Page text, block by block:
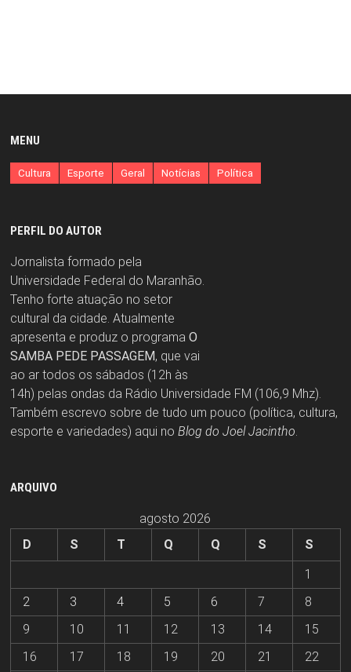
MENU
Cultura Esporte Geral Notícias Política
PERFIL DO AUTOR
Jornalista formado pela
Universidade Federal do Maranhão.
Tenho forte atuação no setor
cultural da cidade. Atualmente
apresenta e produz o programa O
SAMBA PEDE PASSAGEM, que vai
ao ar todos os sábados (12h às
14h) pelas ondas da Rádio Universidade FM (106,9 Mhz).
Também escrevo sobre de tudo um pouco (política, cultura,
esporte e variedades) aqui no Blog do Joel Jacintho
ARQUIVO
agosto 2026
D
S T Q Q S
S
1
2
3 4 5 6 7
8
9
10 11 12 13 14
15
16
17 18 19 20 21 22